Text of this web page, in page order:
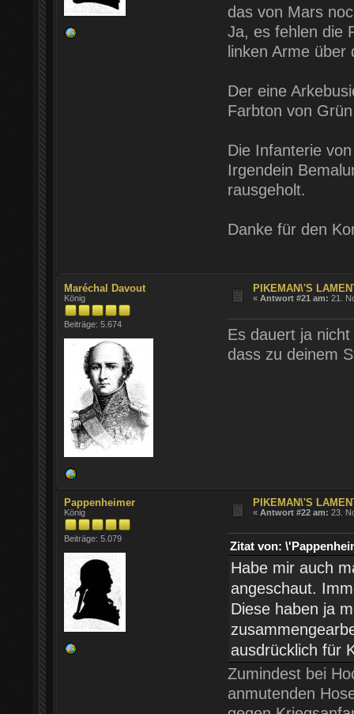
das von Mars
Ja, es fehlen die
linken Arme
Der eine
Farbton von
Die Infanterie
Irgendein
rausgeholt.
Danke für den
Maréchal Davout
König
Beiträge: 5.674
PIKEMAN\'S
«Antwort #21 am: 21.
Es dauert ja
dass zu deinem
Pappenheimer
König
Beiträge: 5.079
PIKEMAN\'S
«Antwort #22 am: 23.
Zitat von:
Habe mir auch
angeschaut.
Diese haben ja
ausdrücklich für
Zumindest bei
anmutenden